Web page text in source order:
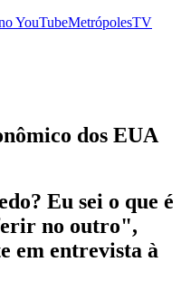
YouTubeMetrópolesTV
dos EUA
Eu sei o que é
no outro",
em entrevista à